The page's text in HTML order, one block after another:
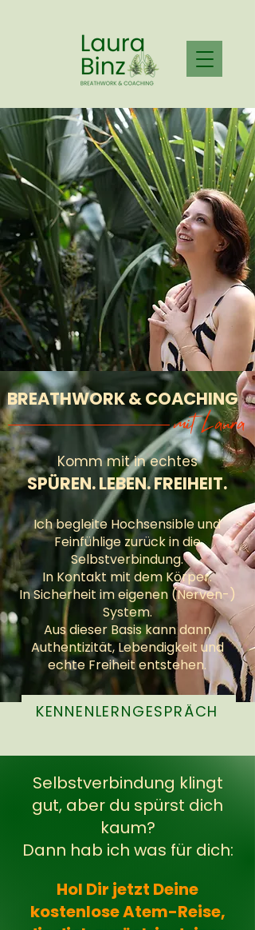
BREATHWORK & COACHING
mit Laura
Komm mit in echtes
SPÜREN. LEBEN.FREIHEIT.
Ich begleite Hochsensible und
Feinfühlige zurück in die
Selbstverbindung.
In Kontakt mit dem Körper.
In Sicherheit im eigenen (Nerven-)
System.
Aus dieser Basis kann dann
Authentizität, Lebendigkeit und
echte Freiheit entstehen.
KENNENLERNGESPRÄCH
Selbstverbindung klingt
gut, aber du spürst dich
kaum?
Dann hab ich was für dich:
Hol Dir jetzt Deine
kostenlose Atem-Reise,